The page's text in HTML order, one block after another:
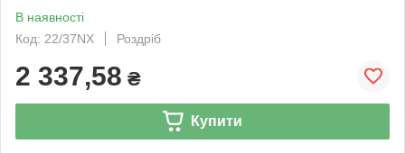
В наявності
Код: 22/37NX
Роздріб
2 337,58 ₴
Купити